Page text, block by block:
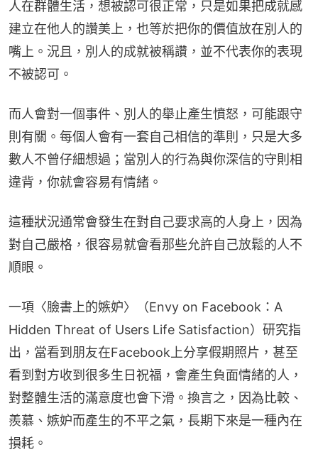
人在群體生活，想被認可很正常，只是如果把成就感
建立在他人的讚美上，也等於把你的價值放在別人的
嘴上。況且，別人的成就被稱讚，並不代表你的表現
不被認可。
而人會對一個事件、別人的舉止產生憤怒，可能跟守
則有關。每個人會有一套自己相信的準則，只是大多
數人不曾仔細想過；當別人的行為與你深信的守則相
違背，你就會容易有情緒。
這種狀況通常會發生在對自己要求高的人身上，因為
對自己嚴格，很容易就會看那些允許自己放鬆的人不
順眼。
一項〈臉書上的嫉妒〉（Envy on Facebook：A
Hidden Threat of Users Life Satisfaction）研究指
出，當看到朋友在Facebook上分享假期照片，甚至
看到對方收到很多生日祝福，會產生負面情緒的人，
對整體生活的滿意度也會下滑。換言之，因為比較、
羨慕、嫉妒而產生的不平之氣，長期下來是一種內在
損耗。